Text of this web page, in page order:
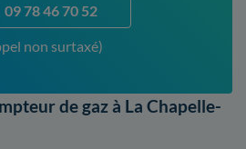
09 78 46 70 52
non surtaxé)
de gaz à La Chapelle-